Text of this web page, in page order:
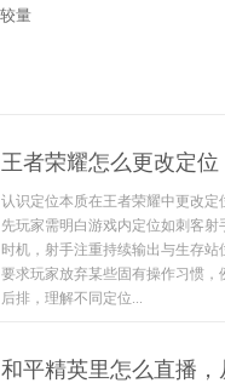
量
王者荣耀怎么更改定
认识定位本质在王者荣耀中更改
先玩家需明白游戏内定位如刺客
时机，射手注重持续输出与生存
要求玩家放弃某些固有操作习惯
后排，理解不同定位...
和平精英里怎么直播